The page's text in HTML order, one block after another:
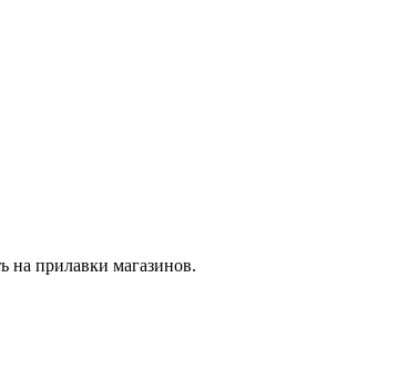
на прилавки магазинов.